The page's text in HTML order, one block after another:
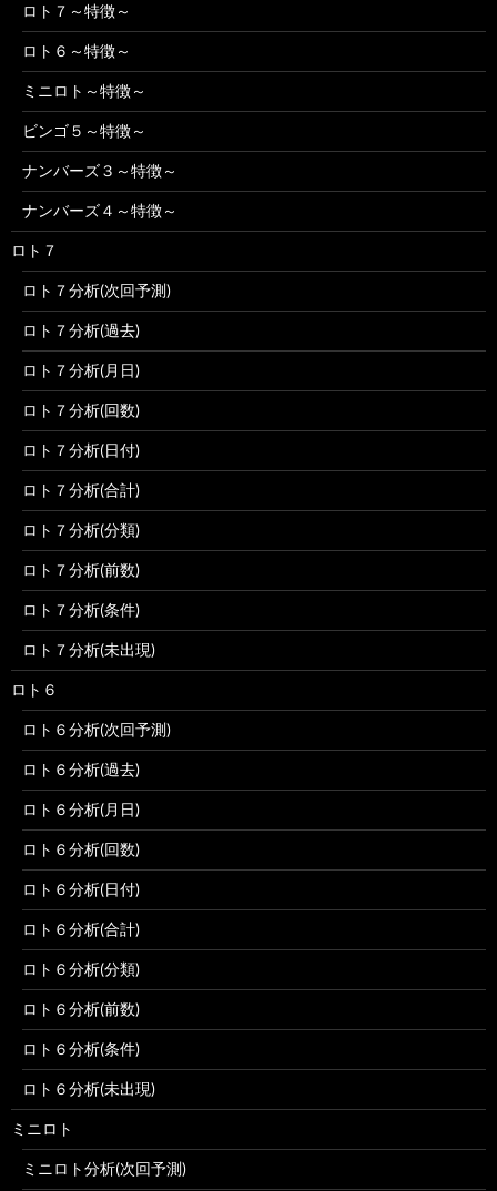
ロト７～特徴～
ロト６～特徴～
ミニロト～特徴～
ビンゴ５～特徴～
ナンバーズ３～特徴～
ナンバーズ４～特徴～
ロト７
ロト７分析(次回予測)
ロト７分析(過去)
ロト７分析(月日)
ロト７分析(回数)
ロト７分析(日付)
ロト７分析(合計)
ロト７分析(分類)
ロト７分析(前数)
ロト７分析(条件)
ロト７分析(未出現)
ロト６
ロト６分析(次回予測)
ロト６分析(過去)
ロト６分析(月日)
ロト６分析(回数)
ロト６分析(日付)
ロト６分析(合計)
ロト６分析(分類)
ロト６分析(前数)
ロト６分析(条件)
ロト６分析(未出現)
ミニロト
ミニロト分析(次回予測)